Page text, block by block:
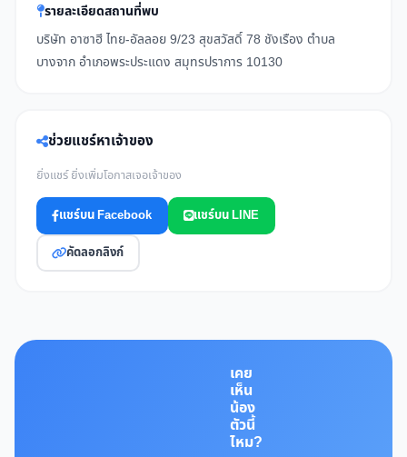
รายละเอียดสถานที่พบ
บริษัท อาซาฮี ไทย-อัลลอย 9/23 สุขสวัสดิ์ 78 ชังเรือง ตำบล
บางจาก อำเภอพระประแดง สมุทรปราการ 10130
ช่วยแชร์หาเจ้าของ
ยิ่งแชร์ ยิ่งเพิ่มโอกาสเจอเจ้าของ
แชร์บน Facebook แชร์บน LINE
คัดลอกลิงก์
เคย
เห็น
น้อง
ตัวนี้
ไหม?